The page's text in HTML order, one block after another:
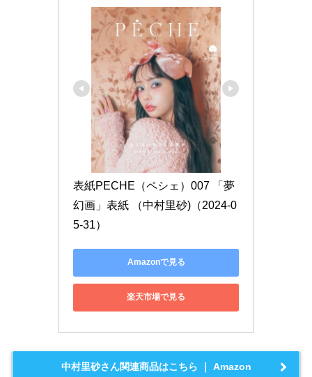
表紙PECHE（ペシェ）007 「夢
幻画」表紙 （中村里砂)（2024-0
5-31）
Amazonで見る
楽天市場で見る
中村里砂さん関連商品はこちら ｜ Amazon